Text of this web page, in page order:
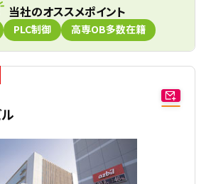
当社のオススメポイント
PLC制御 高専OB多数在籍